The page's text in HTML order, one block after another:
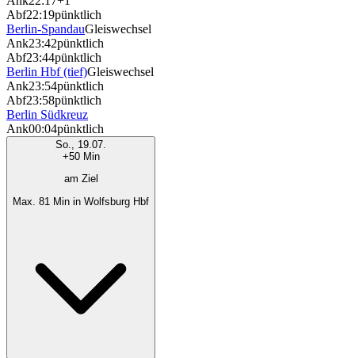
Abf22:19pünktlich
Berlin-SpandauGleiswechsel
Ank23:42pünktlich
Abf23:44pünktlich
Berlin Hbf (tief)Gleiswechsel
Ank23:54pünktlich
Abf23:58pünktlich
Berlin Südkreuz
Ank00:04pünktlich
So., 19.07.
+50 Min
am Ziel
Max. 81 Min in Wolfsburg Hbf